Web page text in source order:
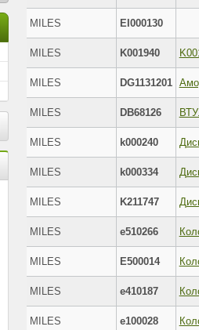
MILES EI000130
MILES K001940
MILES DG1131201
MILES DB68126
MILES k000240
MILES k000334
MILES K211747
MILES e510266
MILES E500014
MILES e410187
MILES e100028